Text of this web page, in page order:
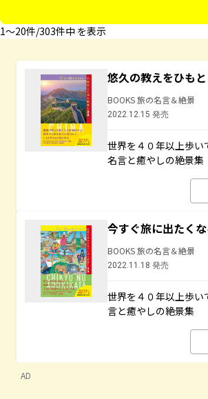
1〜20件/303件中 を表示
悠久の教えをひも
BOOKS 旅の名言＆絶景
2022.12.15 発売
世界を４０年以上歩
名言と癒やしの絶景集
今すぐ旅に出たく
BOOKS 旅の名言＆絶景
2022.11.18 発売
世界を４０年以上歩
言と癒やしの絶景集
AD